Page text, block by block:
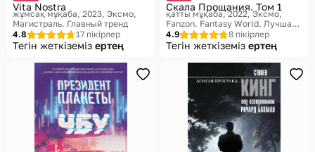
Vita Nostra
жұмсақ мұқаба, 2023 Эксмо,
Магистраль. Главный тренд
4.8
17 пікірлер
Тегін жеткіземіз ертең
Скала Прощания. Том 1
қатты мұқаба, 2022 Эксмо,
Fanzon. Fantasy World. Лучшая
современная фэнтези
4.9 8 пікірлер
Тегін жеткіземіз ертең